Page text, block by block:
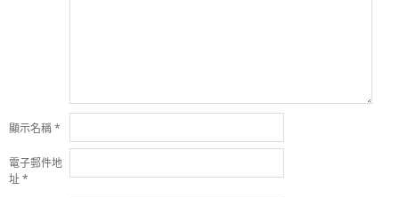
顯示名稱*
電子郵件地
址*